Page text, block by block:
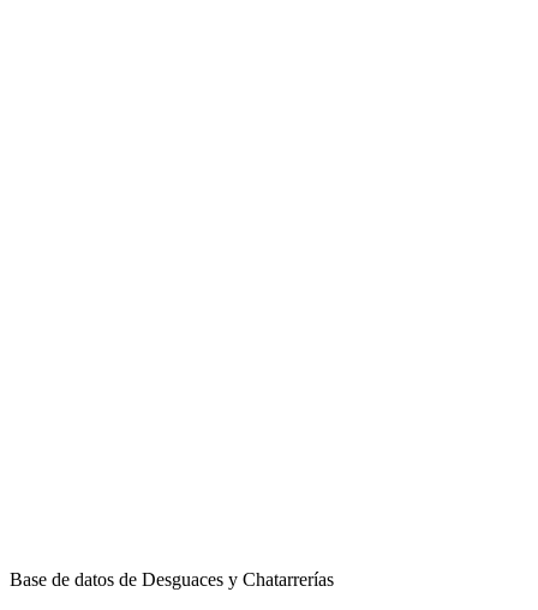
Base de datos de Desguaces y Chatarrerías